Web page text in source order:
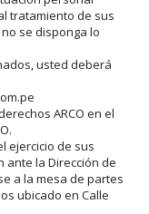
tratamiento de sus
se disponga lo
usted deberá
ARCO en el
.
ejercicio de sus
la Dirección de
a la mesa de partes
ubicado en Calle